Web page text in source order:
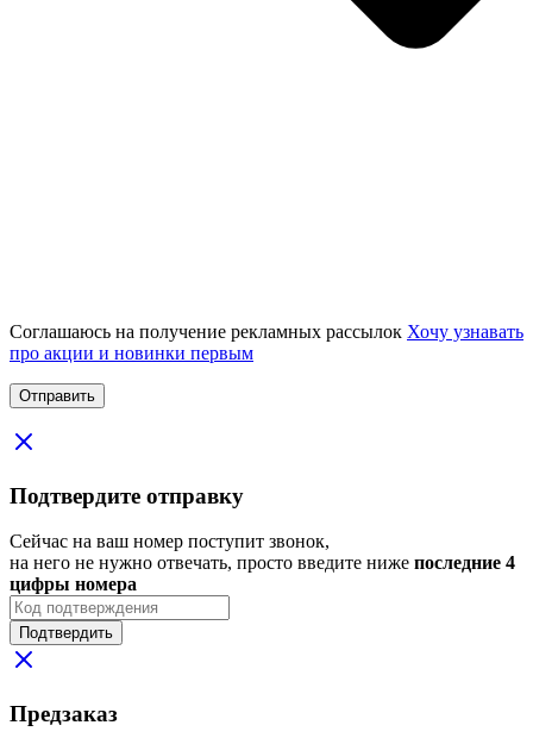
Соглашаюсь на получение рекламных рассылок Хочу узнавать
про акции и новинки первым
Подтвердите отправку
Сейчас на ваш номер поступит звонок,
на него не нужно отвечать, просто введите ниже последние 4
цифры номера
Подтвердить
Предзаказ